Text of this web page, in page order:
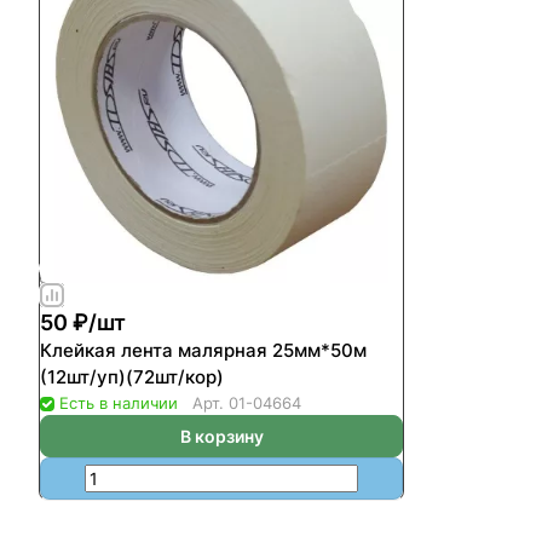
50 ₽/шт
Клейкая лента малярная 25мм*50м
(12шт/уп)(72шт/кор)
Есть в наличии Арт. 01-04664
В корзину